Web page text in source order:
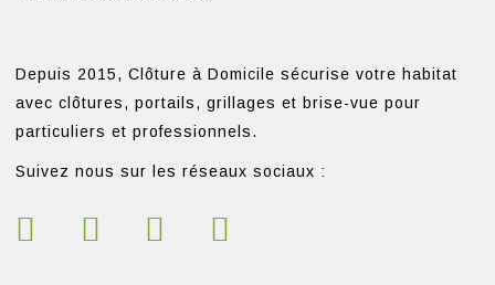
Depuis 2015, Clôture à Domicile sécurise votre habitat
avec clôtures, portails, grillages et brise-vue pour
particuliers et professionnels.
Suivez nous sur les réseaux sociaux :